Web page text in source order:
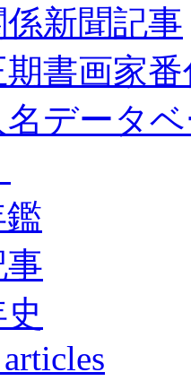
新聞記事
書画家
データ
鑑